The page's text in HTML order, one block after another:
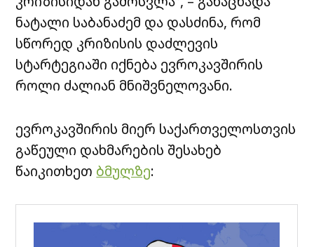
ნატალი საბანაძემ და დასძინა, რომ
სწორედ კრიზისის დაძლევის
სტარტეგიაში იქნება ევროკავშირის
როლი ძალიან მნიშვნელოვანი.
ევროკავშირის მიერ საქართველოსთვის
გაწეული დახმარების შესახებ
წაიკითხეთ ბმულზე: